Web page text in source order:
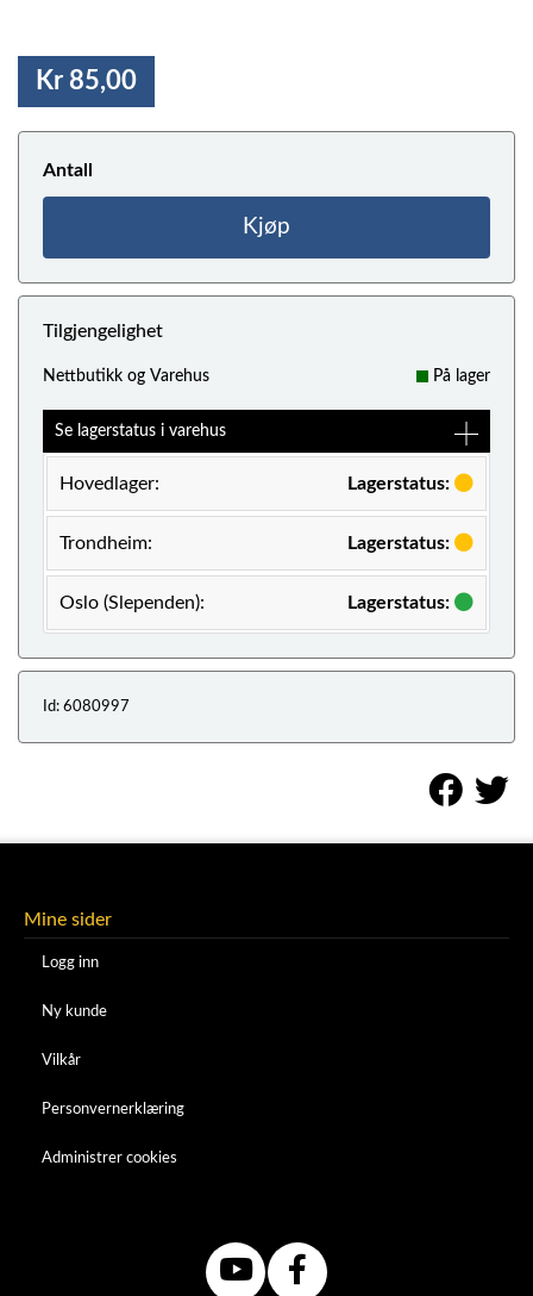
Kr 85,00
Antall
Kjøp
Tilgjengelighet
Nettbutikk og Varehus På lager
Se lagerstatus i varehus
Hovedlager: Lagerstatus:
Trondheim: Lagerstatus:
Oslo (Slependen): Lagerstatus:
Id: 6080997
Mine sider
Logg inn
Ny kunde
Vilkår
Personvernerklæring
Administrer cookies